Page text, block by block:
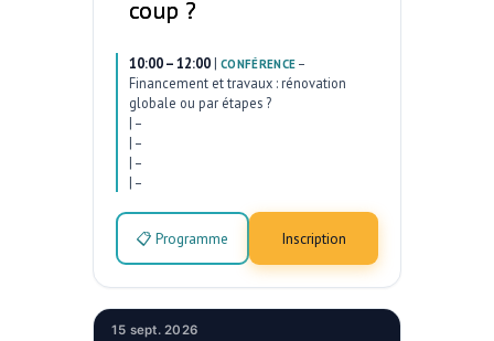
coup ?
10:00 – 12:00 | CONFÉRENCE –
Financement et travaux : rénovation
globale ou par étapes ?
| –
| –
| –
| –
📋 Programme Inscription
15 sept. 2026